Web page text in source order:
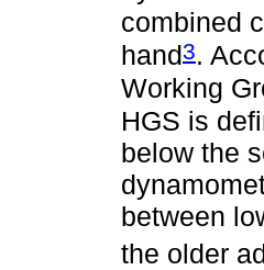
combined
hand3.
Working
HGS is
below the
between
the older